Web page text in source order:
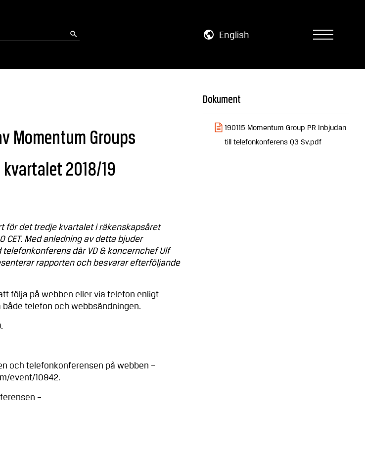
English
Momentum Groups
2018/19
för det tredje kvartalet i räkenskapsåret
CET. Med anledning av detta bjuder
där VD & koncernchef Ulf
rapporten och besvarar efterföljande
följa på webben eller via telefon enligt
telefon och webbsändningen.
telefonkonferensen på webben –
10942.
–
Dokument
190115 Momentum Group PR Inbjudan
till telefonkonferens Q3 Sv.pdf